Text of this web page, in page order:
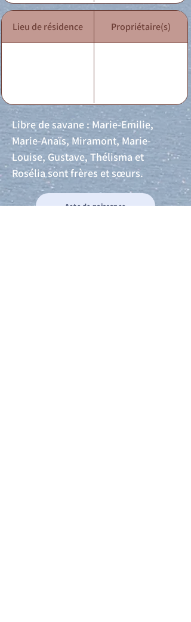
Lieu de résidence Propriétaire(s)
Libre de savane : Marie-Emilie,
Marie-Anaïs, Miramont, Marie-
Louise, Gustave, Thélisma et
Rosélia sont frères et sœurs.
Acte de naissance